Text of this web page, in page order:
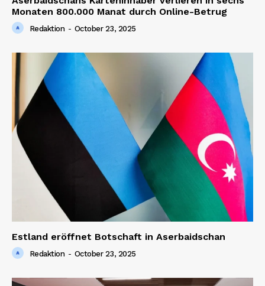
Monaten 800.000 Manat durch Online-Betrug
Redaktion - October 23, 2025
Estland eröffnet Botschaft in Aserbaidschan
Redaktion - October 23, 2025